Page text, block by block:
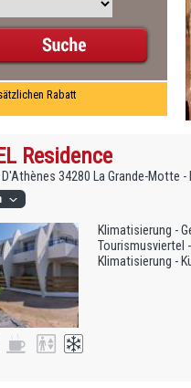
Rabatt
Residence
34280 La Grande-Motte -
Klimatisierung -
Tourismusviertel
Klimatisierung -